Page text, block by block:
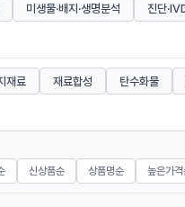
미생물·배지·생명분석
진단
재료 재료합성 탄수화물
신상품순 상품명순 높은가